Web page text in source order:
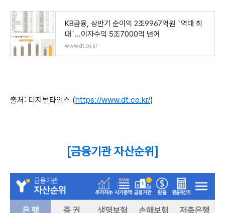
KB금융, 상반기 순이익 2조9967억원 `역대 최
대`...이자수익 5조7000억 넘어
www.dt.co.kr
출처: 디지털타임스 (https://www.dt.co.kr/)
[금융기관 자산순위]